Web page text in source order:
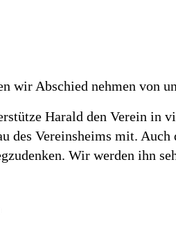
wir Abschied nehmen von
Harald den Verein in
des Vereinsheims mit.
Wir werden ihn